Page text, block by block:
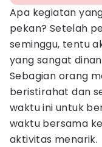
Apa kegiatan
pekan? Setelah
seminggu, tentu
yang sangat
Sebagian orang
beristirahat dan
waktu ini untuk
waktu bersama
aktivitas menarik.